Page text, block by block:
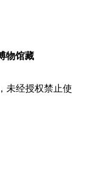
物馆藏
未经授权禁止使